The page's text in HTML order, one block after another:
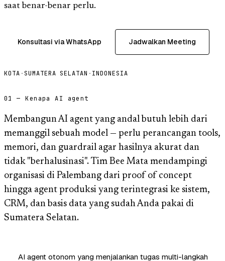
saat benar-benar perlu.
Konsultasi via WhatsApp Jadwalkan Meeting
KOTA · SUMATERA SELATAN · INDONESIA
01 — Kenapa AI agent
Membangun AI agent yang andal butuh lebih dari
memanggil sebuah model — perlu perancangan tools,
memori, dan guardrail agar hasilnya akurat dan
tidak "berhalusinasi". Tim Bee Mata mendampingi
organisasi di Palembang dari proof of concept
hingga agent produksi yang terintegrasi ke sistem,
CRM, dan basis data yang sudah Anda pakai di
Sumatera Selatan.
AI agent otonom yang menjalankan tugas multi-langkah